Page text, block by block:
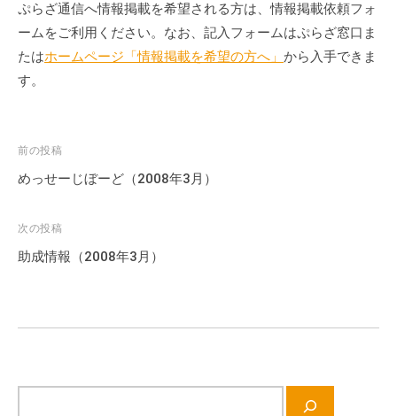
ぷらざ通信へ情報掲載を希望される方は、情報掲載依頼フォ
ームをご利用ください。なお、記入フォームはぷらざ窓口ま
たはホームページ「情報掲載を希望の方へ」 から入手できま
す。
投
稿
ビ
ゲ
ョ
前の投稿
めっせーじぼーど（2008年3月）
次の投稿
助成情報（2008年3月）